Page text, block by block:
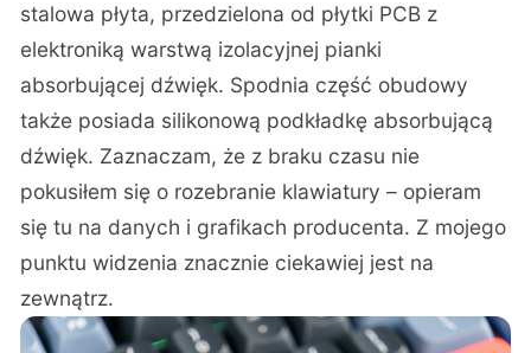
stalowa płyta, przedzielona od płytki PCB z
elektroniką warstwą izolacyjnej pianki
absorbującej dźwięk. Spodnia część obudowy
także posiada silikonową podkładkę absorbującą
dźwięk. Zaznaczam, że z braku czasu nie
pokusiłem się o rozebranie klawiatury – opieram
się tu na danych i grafikach producenta. Z mojego
punktu widzenia znacznie ciekawiej jest na
zewnątrz.